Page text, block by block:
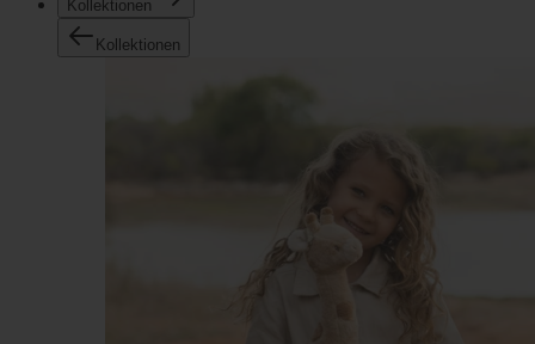
Kollektionen
Kollektionen